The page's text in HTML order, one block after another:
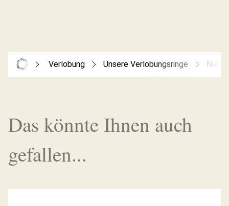
Verlobung Unsere Verlobungsringe
Das könnte Ihnen auch
gefallen...